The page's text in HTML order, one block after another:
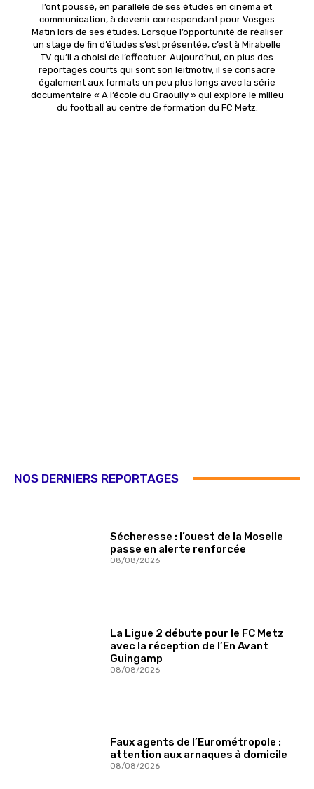
l’ont poussé, en parallèle de ses études en cinéma et
communication, à devenir correspondant pour Vosges
Matin lors de ses études. Lorsque l’opportunité de réaliser
un stage de fin d’études s’est présentée, c’est à Mirabelle
TV qu’il a choisi de l’effectuer. Aujourd’hui, en plus des
reportages courts qui sont son leitmotiv, il se consacre
également aux formats un peu plus longs avec la série
documentaire « A l’école du Graoully » qui explore le milieu
du football au centre de formation du FC Metz.
NOS DERNIERS REPORTAGES
Sécheresse : l’ouest de la Moselle
passe en alerte renforcée
08/08/2026
La Ligue 2 débute pour le FC Metz
avec la réception de l’En Avant
Guingamp
08/08/2026
Faux agents de l’Eurométropole :
attention aux arnaques à domicile
08/08/2026